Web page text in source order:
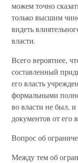
можем точно
только высшим
видеть
власти.
Всего вероятнее,
составленный
его власть
формальными
во власти не был,
документов от его
Вопрос об
Между тем об